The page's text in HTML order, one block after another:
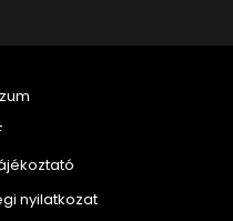
nyilatkozat